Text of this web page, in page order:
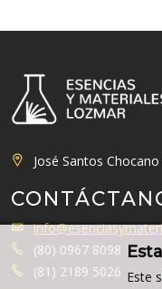
Este
José Santos
(80) 0967 8098
(81) 2189 5026